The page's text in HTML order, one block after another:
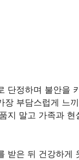
단정하며 불안을
장 부담스럽게 느
지 말고 가족과
받은 뒤 건강하